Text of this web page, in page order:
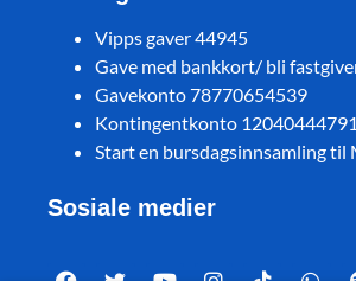
Vipps gaver 44945
Gave med bankkort/ bli
Gavekonto 78770654539
Kontingentkonto 12040444791
Start en bursdagsinnsamling til
Sosiale medier